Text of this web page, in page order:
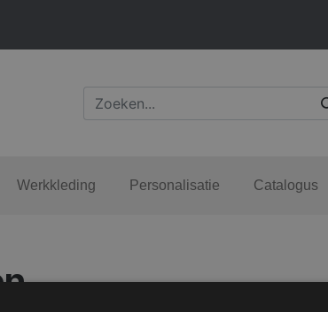
Werkkleding Personalisatie Catalogus